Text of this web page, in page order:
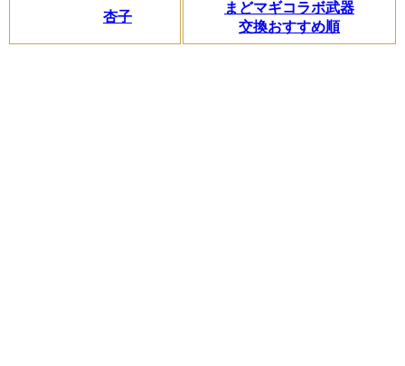
杏子
まどマギコラボ武器
交換おすすめ順